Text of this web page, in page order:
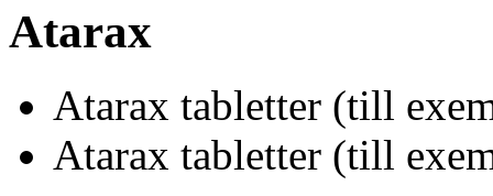
Atarax
Atarax tabletter (till
Atarax tabletter (till